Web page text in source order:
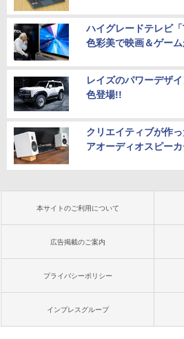
ハイグレードテレビ
色彩美で映画＆ゲー
レイズのパワーデザ
色登場!!
クリエイティブが作
アオーディオスピーカ
本サイトのご利用について
広告掲載のご案内
プライバシーポリシー
インプレスグループ